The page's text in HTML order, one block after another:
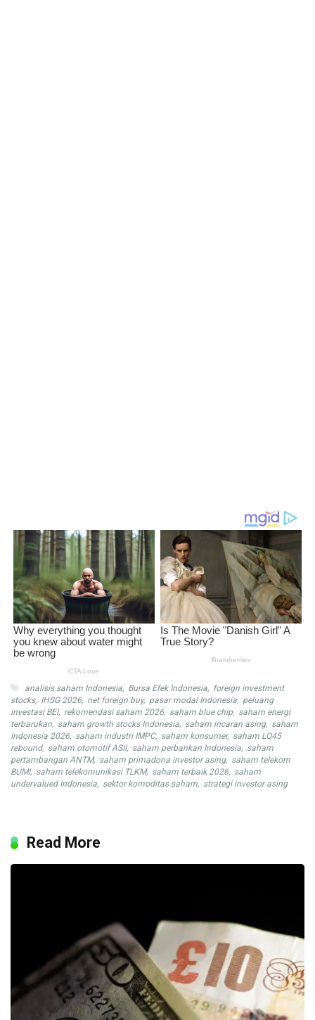
analisis saham Indonesia, Bursa Efek Indonesia, foreign investment
stocks, IHSG 2026, net foreign buy, pasar modal Indonesia, peluang
investasi BEI, rekomendasi saham 2026, saham blue chip, saham energi
terbarukan, saham growth stocks Indonesia, saham incaran asing, saham
Indonesia 2026, saham industri IMPC, saham konsumer, saham LQ45
rebound, saham otomotif ASII, saham perbankan Indonesia, saham
pertambangan ANTM, saham primadona investor asing, saham telekom
BUMI, saham telekomunikasi TLKM, saham terbaik 2026, saham
undervalued Indonesia, sektor komoditas saham, strategi investor asing
Read More